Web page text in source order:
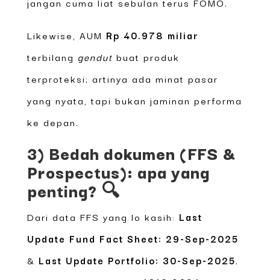
Likewise, AUM Rp 40.978 miliar
terbilang gendut buat produk
terproteksi; artinya ada minat pasar
yang nyata, tapi bukan jaminan performa
ke depan.
3) Bedah dokumen (FFS &
Prospectus): apa yang
penting? 🔍
Dari data FFS yang lo kasih: Last
Update Fund Fact Sheet: 29-Sep-2025
& Last Update Portfolio: 30-Sep-2025.